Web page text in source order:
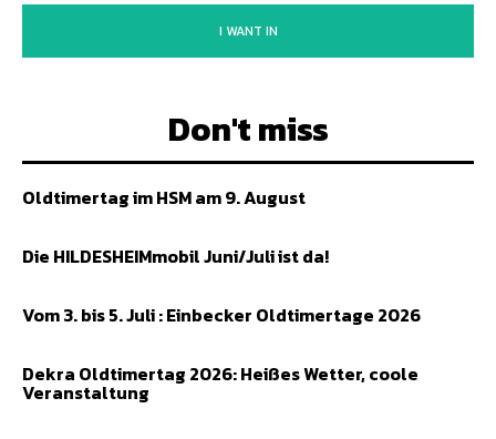
I WANT IN
Don't miss
Oldtimertag im HSM am 9. August
Die HILDESHEIMmobil Juni/Juli ist da!
Vom 3. bis 5. Juli : Einbecker Oldtimertage 2026
Dekra Oldtimertag 2026: Heißes Wetter, coole
Veranstaltung